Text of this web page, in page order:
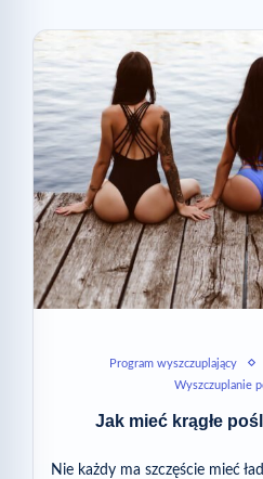
Program wyszczuplający
Wyszczuplanie
Jak mieć krągłe
Nie każdy ma szczęście mieć